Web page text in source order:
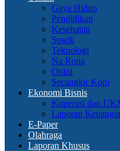
Gaya Hidup
Pendidikan
Kesehatan
Sosok
Teknologi
Na Rona
Opini
Secangkir Kopi
Ekonomi Bisnis
Koperasi dan
Laporan
E-Paper
Olahraga
Laporan Khusus